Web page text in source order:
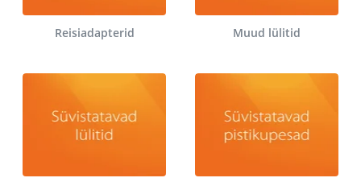
Reisiadapterid Muud lülitid